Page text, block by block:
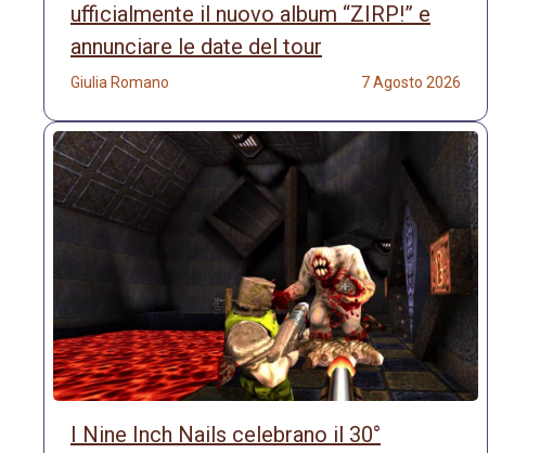
ufficialmente il nuovo album “ZIRP!” e
annunciare le date del tour
Giulia Romano 7 Agosto 2026
I Nine Inch Nails celebrano il 30°